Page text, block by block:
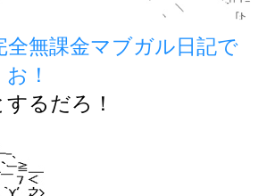
無課金マブガル日記で
！
るだろ！